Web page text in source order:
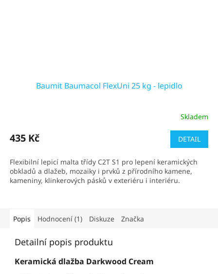
Baumit Baumacol FlexUni 25 kg - lepidlo
produktu
z
5
hvězdiček.
Skladem
435 Kč DETAIL
Flexibilní lepicí malta třídy C2T S1 pro lepení keramických
obkladů a dlažeb, mozaiky i prvků z přírodního kamene,
kameniny, klinkerových pásků v exteriéru i interiéru.
Popis Hodnocení (1) Diskuze Značka
Detailní popis produktu
Keramická dlažba Darkwood Cream